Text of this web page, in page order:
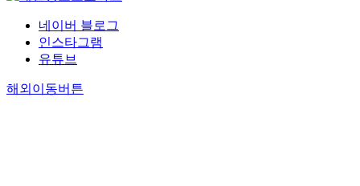
네이버 블로그
인스타그램
유튜브
해외이동버튼